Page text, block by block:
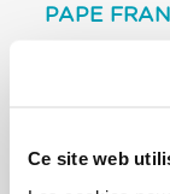
Ce site web
PAPE
[…] Notre
séduction de